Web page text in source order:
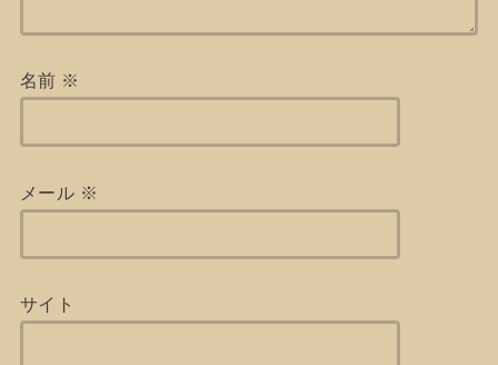
名前 ※
メール ※
サイト